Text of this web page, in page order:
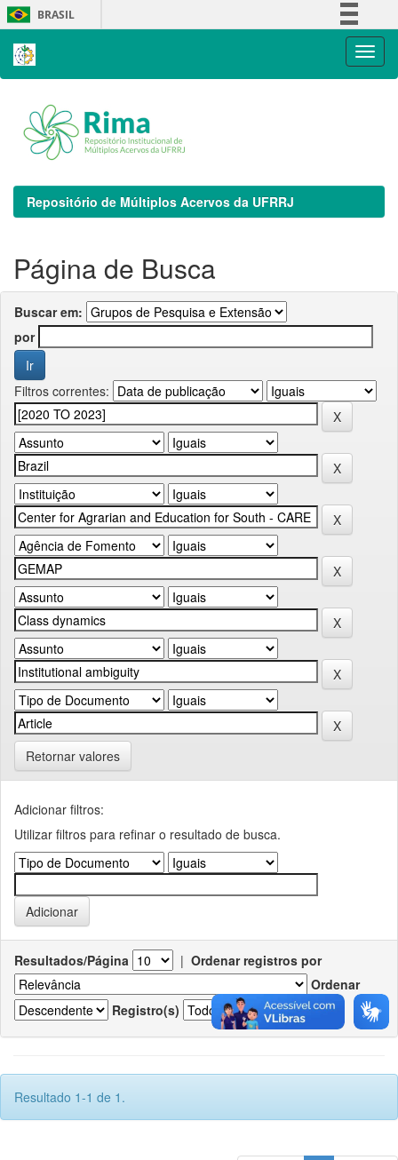
Skip
navigation
BRASIL
Repositório de Múltiplos Acervos da UFRRJ
Página de Busca
Buscar em:
por
Filtros correntes:
Retornar valores
Adicionar filtros:
Utilizar filtros para refinar o resultado de busca.
Resultados/Página | Ordenar registros por
Ordenar
Registro(s)
Resultado 1-1 de 1.